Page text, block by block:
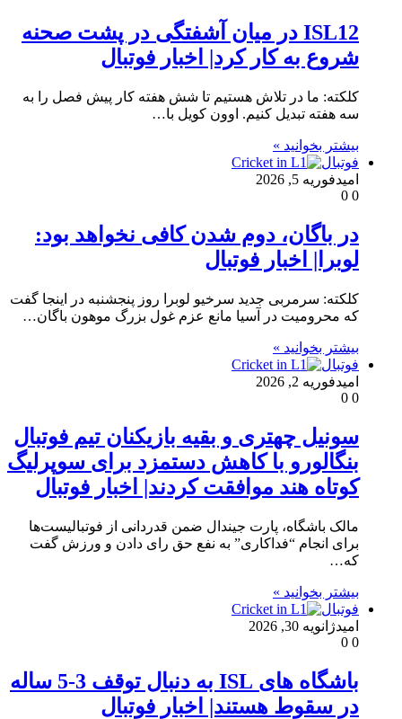
ISL12 در میان آشفتگی در پشت صحنه
شروع به کار کرد| اخبار فوتبال
کلکته: ما در تلاش هستیم تا شش هفته کار پیش فصل را به
سه هفته تبدیل کنیم. اوون کویل با…
بیشتر بخوانید »
فوتبال
امیدفوریه 5, 2026
0
در باگان، دوم شدن کافی نخواهد بود:
لوبرا| اخبار فوتبال
کلکته: سرمربی جدید سرخیو لوبرا روز پنجشنبه در اینجا گفت
که محرومیت در آسیا مانع عزم غول بزرگ موهون باگان…
بیشتر بخوانید »
فوتبال
امیدفوریه 2, 2026
0
سونیل چهتری و بقیه بازیکنان تیم فوتبال
بنگالورو با کاهش دستمزد برای سوپرلیگ
کوتاه هند موافقت کردند| اخبار فوتبال
مالک باشگاه، پارت جیندال ضمن قدردانی از فوتبالیست‌ها
برای انجام “فداکاری” به نفع حق رای دادن و ورزش گفت
که…
بیشتر بخوانید »
فوتبال
امیدژانویه 30, 2026
0
باشگاه های ISL به دنبال توقف 3-5 ساله
در سقوط هستند| اخبار فوتبال